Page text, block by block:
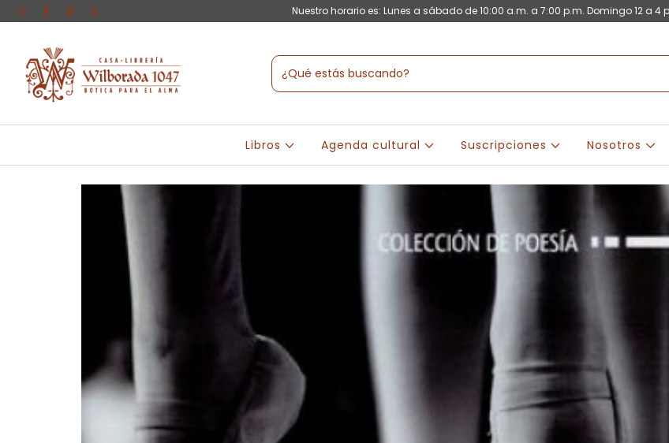
Nuestro horario es: Lunes a sábado de 10:00 a.m. a 7:00 p.m. Domingo 12 a 4
Libros Agenda cultural Suscripciones Nosotros